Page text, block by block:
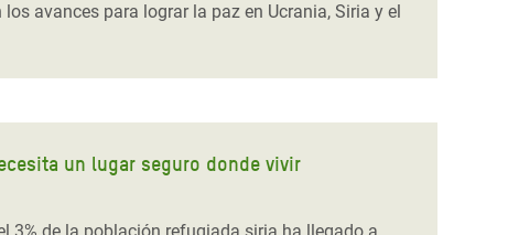
avances para lograr la paz en Ucrania, Siria y el
un lugar seguro donde vivir